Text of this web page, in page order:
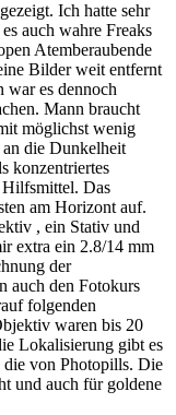
Ich hatte sehr
auch wahre Freaks
Atemberaubende
Bilder weit entfernt
war es dennoch
Mann braucht
möglichst wenig
die Dunkelheit
konzentriertes
Hilfsmittel. Das
am Horizont auf.
, ein Stativ und
extra ein 2.8/14 mm
der
auch den Fotokurs
folgenden
waren bis 20
Lokalisierung gibt es
die von Photopills. Die
und auch für goldene